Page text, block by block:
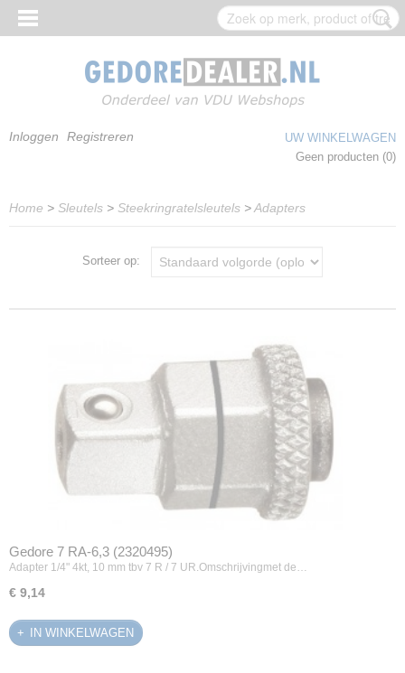
Inloggen Registreren
UW WINKELWAGEN
Geen producten (0)
Home > Sleutels > Steekringratelsleutels >Adapters
Sorteer op:
Gedore 7 RA-6,3 (2320495)
Adapter 1/4" 4kt, 10 mm tbv 7 R / 7 UR.Omschrijvingmet de…
€ 9,14
IN WINKELWAGEN